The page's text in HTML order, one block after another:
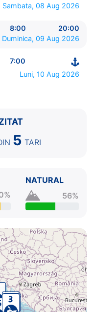
Sambata, 08 Aug 2026
8:00
20:00
Duminica, 09 Aug 2026
7:00
Luni, 10 Aug 2026
5 TARI
NATURAL
56%